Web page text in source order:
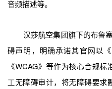
音频描述等。
汉莎航空集团旗下的布鲁
碍声明，明确承诺其官网以
《WCAG》等作为核心合规
工无障碍审计，将无障碍要求